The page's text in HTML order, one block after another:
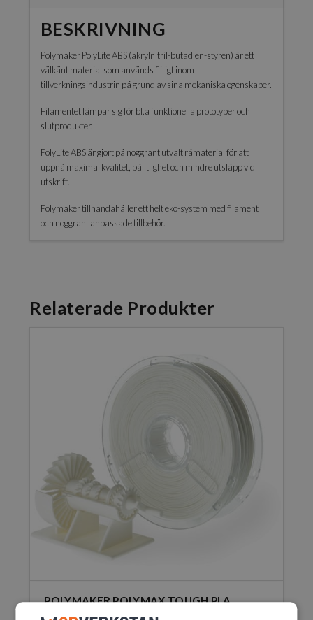
BESKRIVNING
Polymaker PolyLite ABS (akrylnitril-butadien-styren) är ett
välkänt material som används flitigt inom
tillverkningsindustrin på grund av sina mekaniska egenskaper.
Filamentet lämpar sig för bl.a funktionella prototyper och
slutprodukter.
PolyLite ABS är gjort på noggrant utvalt råmaterial för att
uppnå maximal kvalitet, pålitlighet och mindre utsläpp vid
utskrift.
Polymaker tillhandahåller ett helt eko-system med filament
och noggrant anpassade tillbehör.
Relaterade Produkter
POLYMAKER POLYMAX TOUGH PLA
515,00SEK–1930,00SEKinkl. moms